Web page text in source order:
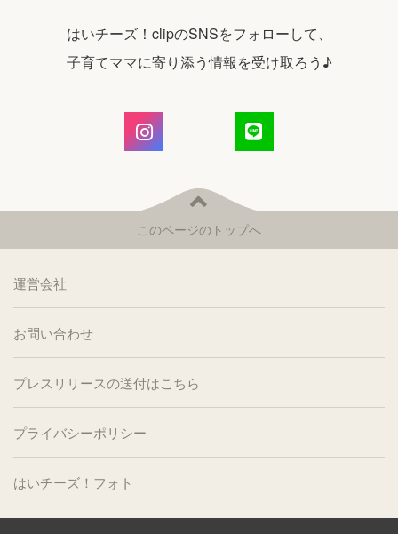
はいチーズ！clipのSNSをフォローして、
子育てママに寄り添う情報を受け取ろう♪
このページのトップへ
運営会社
お問い合わせ
プレスリリースの送付はこちら
プライバシーポリシー
はいチーズ！フォト